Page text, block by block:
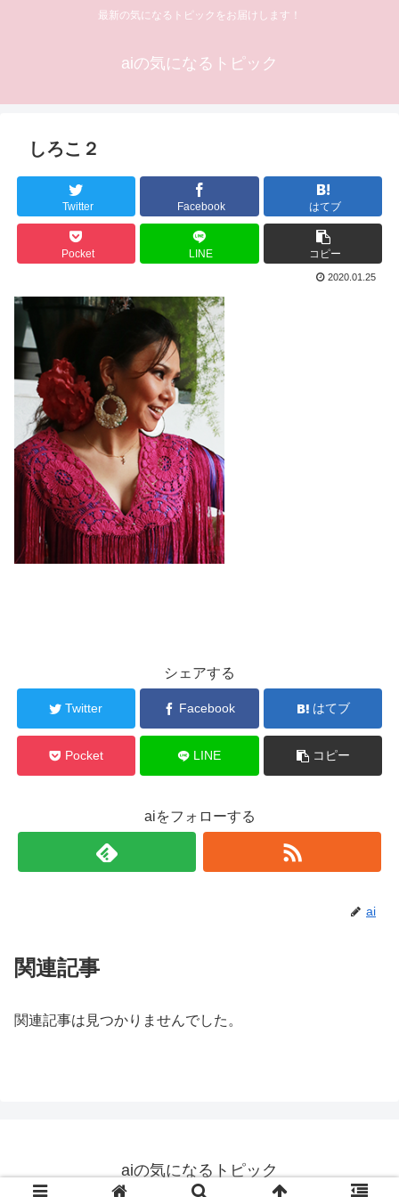
最新の気になるトピックをお届けします！
aiの気になるトピック
しろこ２
Twitter Facebook はてブ
Pocket LINE コピー
2020.01.25
シェアする
Twitter Facebook はてブ
Pocket LINE コピー
aiをフォローする
ai
関連記事
関連記事は見つかりませんでした。
aiの気になるトピック